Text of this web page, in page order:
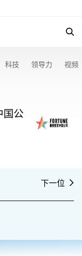
科技 领导力 视频
国公
下一位